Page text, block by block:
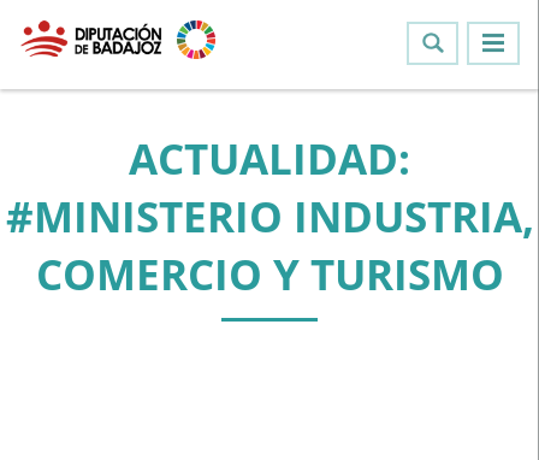
ACTUALIDAD:
#MINISTERIO INDUSTRIA,
COMERCIO Y TURISMO